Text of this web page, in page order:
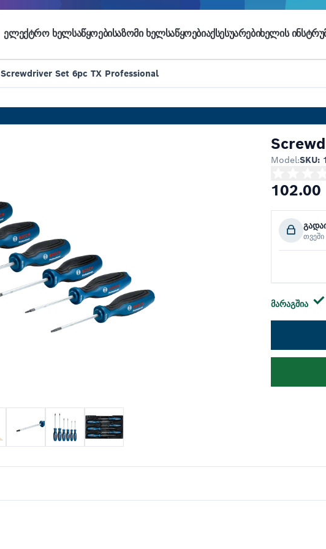
ᲔᲚᲔᲥᲢᲠᲝ ᲮᲔᲚᲡᲐᲬᲧᲝᲔᲑᲘᲡᲐᲖᲝᲛᲘ ᲮᲔᲚᲡᲐᲬᲧᲝᲔᲑᲘᲐᲥᲡᲔᲡᲣᲐᲠᲔᲑᲘᲮᲔᲚᲘᲡ
Screwdriver Set 6pc TX Professional
Model:SKU:
102.00
თვეში
მარაგშია